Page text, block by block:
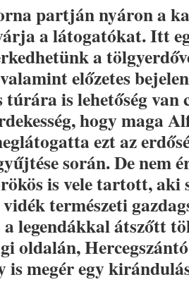
partján nyáron a
a látogatókat. Itt
a
előzetes
is lehetőség van
hogy maga
ezt az
során. De nem
is vele tartott, aki
természeti
legendákkal átszőtt
oldalán,
is megér egy